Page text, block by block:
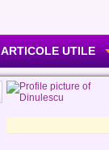
ARTICOLE UTILE